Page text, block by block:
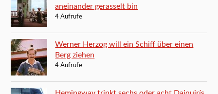
aneinander gerasselt bin
4 Aufrufe
Werner Herzog will ein Schiff über einen
Berg ziehen
4 Aufrufe